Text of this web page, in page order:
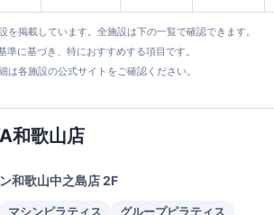
掲載しています。全施設は下の一覧で確認できます。
に基づき、特におすすめする項目です。
各施設の公式サイトをご確認ください。
和歌山店
和歌山中之島店 2F
マシンピラティス
グループピラティス